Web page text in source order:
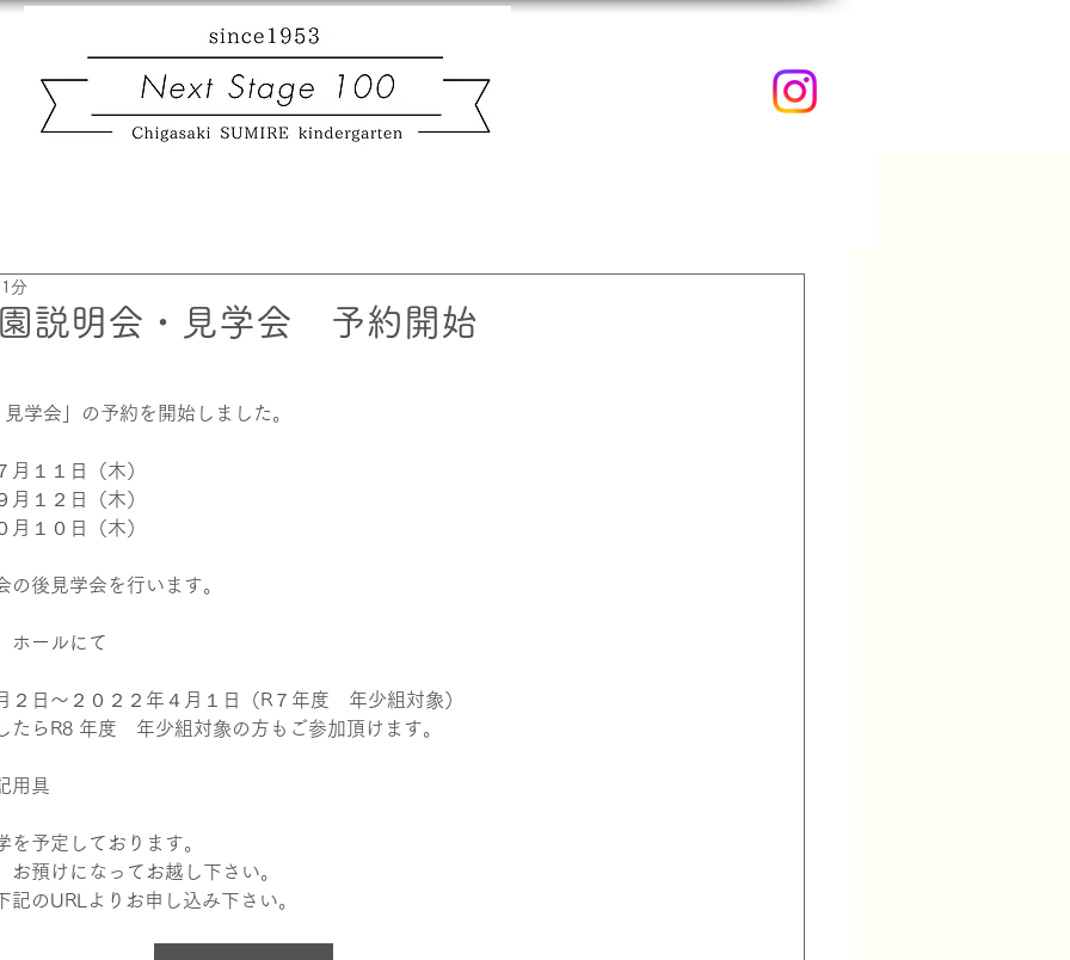
説明会・見学会 予約開始
分
学会」の予約を開始しました。
月１１日（木）
２日（木）
０日（木）
後見学会を行います。
ホールにて
２日～２０２２年４月１日（R７年度　年少組対象）
らR8 年度　年少組対象の方もご参加頂けます。
用具
予定しております。
預けになってお越し下さい。
のURLよりお申し込み下さい。